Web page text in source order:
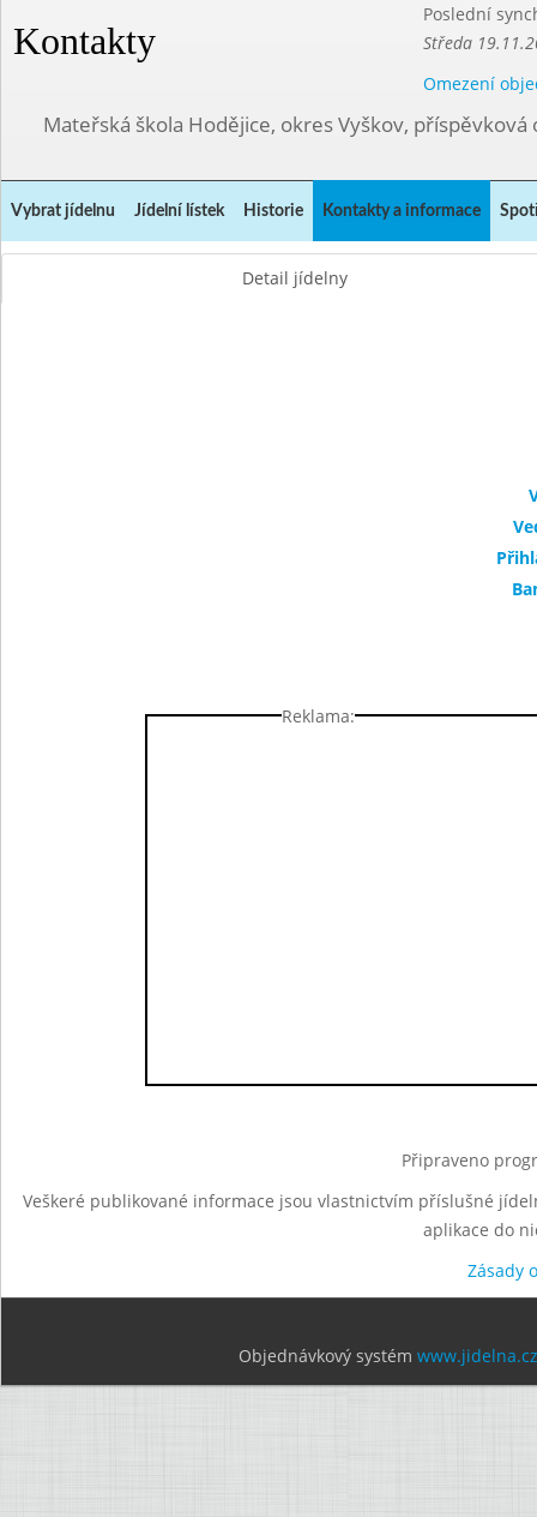
Kontakty
Poslední
Středa
Omezení
Mateřská škola Hodějice, okres Vyškov, příspěvková
Vybrat jídelnu Jídelní lístek Historie Kontakty a informace
Detail jídelny
Reklama:
Připraveno
Veškeré publikované informace jsou vlastnictvím příslušné
aplikace do
Zásady
Objednávkový systém www.jidelna.cz